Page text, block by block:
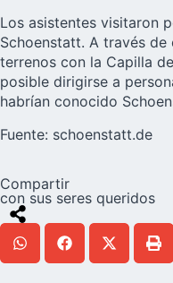
Los asistentes visitaron
Schoenstatt. A través
terrenos con la Capilla
posible dirigirse a
habrían conocido
Fuente: schoenstatt.de
Compartir
con sus seres queridos